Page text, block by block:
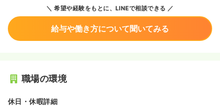
希望や経験をもとに、LINEで相談できる
給与や働き方について聞いてみる
職場の環境
休日・休暇詳細